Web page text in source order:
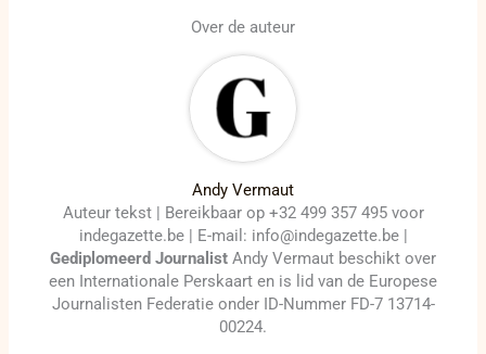
Over de auteur
Andy Vermaut
Auteur tekst | Bereikbaar op +32 499 357 495 voor
indegazette.be | E-mail: info@indegazette.be |
Gediplomeerd Journalist Andy Vermaut beschikt over
een Internationale Perskaart en is lid van de Europese
Journalisten Federatie onder ID-Nummer FD-7 13714-
00224.